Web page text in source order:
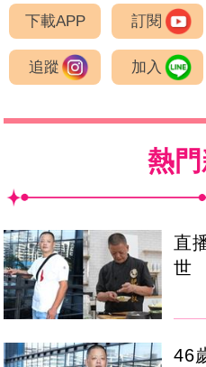
下載APP 訂閱
追蹤 加入
熱
直
世
46